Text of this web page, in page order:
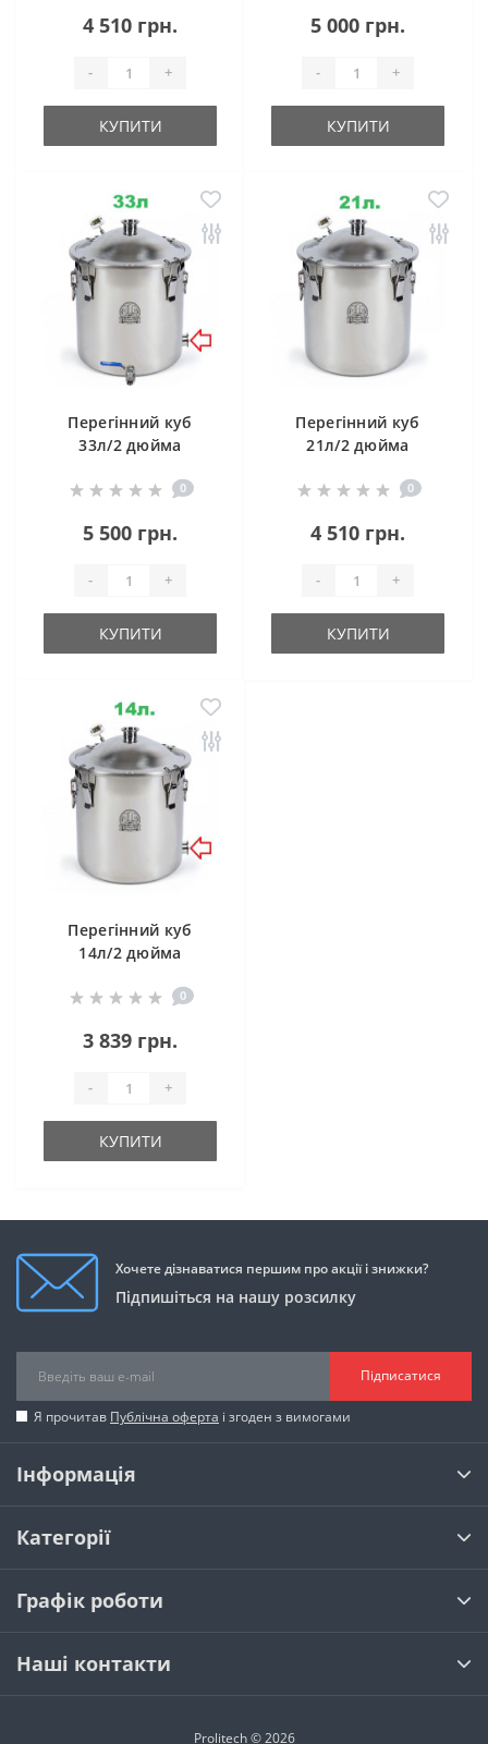
4 510 грн.
- +
КУПИТИ
5 000 грн.
- +
КУПИТИ
Перегінний куб
33л/2 дюйма
клампом під тен)
0
5 500 грн.
- +
КУПИТИ
Перегінний куб
21л/2 дюйма
0
4 510 грн.
- +
КУПИТИ
Перегінний куб
14л/2 дюйма
клампом під тен)
0
3 839 грн.
- +
КУПИТИ
Хочете дізнаватися першим про акції і знижки?
Підпишіться на нашу розсилку
Підписатися
Я прочитав Публічна оферта і згоден з вимогами
Інформація
Категорії
Графік роботи
Наші контакти
Prolitech © 2026